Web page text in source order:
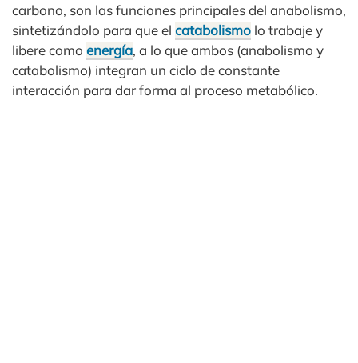
carbono, son las funciones principales del anabolismo,
sintetizándolo para que el catabolismo lo trabaje y
libere como energía, a lo que ambos (anabolismo y
catabolismo) integran un ciclo de constante
interacción para dar forma al proceso metabólico.